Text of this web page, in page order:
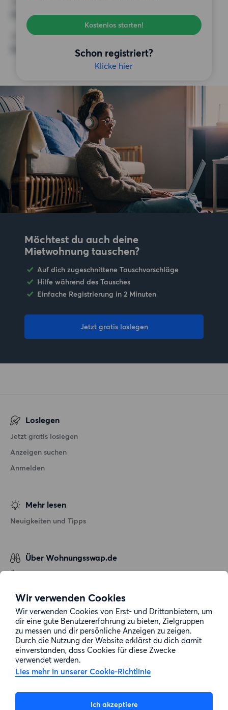
Wir verwenden Cookies
Wir verwenden Cookies von Erst- und Drittanbietern, um
dir eine gute Benutzererfahrung zu bieten, Zielgruppen
zu messen und dir persönliche Anzeigen zu zeigen.
Durch die Nutzung der Website erklärst du dich damit
einverstanden, dass Cookies für diese Zwecke
verwendet werden.
Lies mehr in unserer Cookie-Richtlinie
Ich akzeptiere
Kostenlos starten!
Schon registriert?
Klicke hier
Keine besonderen Anforderungen
SONSTIGE PRÄFERENZEN
Keine bestimmten Präferenzen
Möchtest du auch deine
Mietwohnung tauschen?
Auf dich zugeschnittene Tauschvorschläge
Hilfe während des Tausches
Einfache Registrierung in 2 Minuten
Jetzt gratis loslegen
Loslegen
Jetzt gratis loslegen
Anzeigen suchen
Anmelden
Mehr lesen
Neuigkeiten und Tipps
Über Wohnungsswap.de
Über uns
Datenschutz
Cookie-Richtlinie
Sitemap